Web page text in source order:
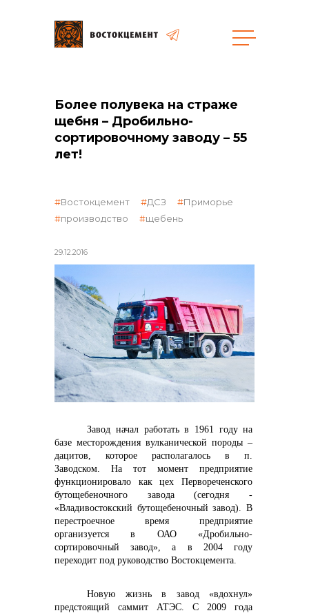
общая информация
реализация неликвидов
контакты отдела закупок
Контакты
+7 (423) 234 50 50
Более полувека на страже
щебня – Дробильно-
сортировочному заводу – 55
лет!
29.12.2016
Востокцемент ДСЗ
Приморье
производство
щебень
Завод начал работать в 1961 году на
базе месторождения вулканической породы –
дацитов, которое располагалось в п.
Заводском. На тот момент предприятие
функционировало как цех Первореченского
бутощебеночного завода (сегодня -
«Владивостокский бутощебеночный завод). В
перестроечное время предприятие
организуется в ОАО «Дробильно-
сортировочный завод», а в 2004 году
переходит под руководство Востокцемента.
Новую жизнь в завод «вдохнул»
предстоящий саммит АТЭС. С 2009 года